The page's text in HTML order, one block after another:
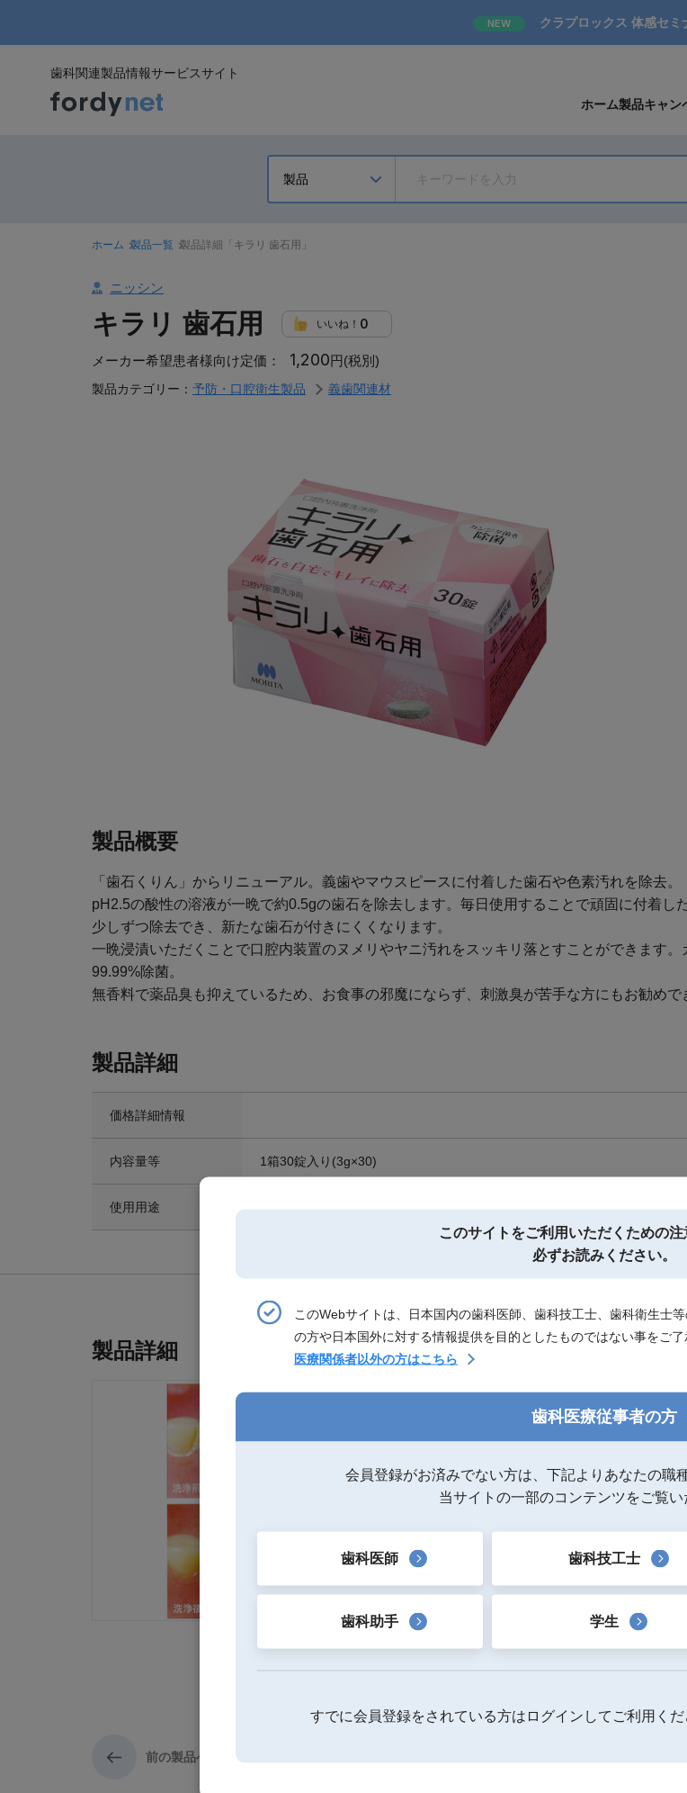
NEW クラプロックス 体感セミ
歯科関連製品情報サービスサイト
ホーム製品キャン
ホーム 製品一覧 製品詳細「キラリ 歯石用」
ニッシン
キラリ 歯石用 いいね！ 0
メーカー希望患者様向け定価： 1,200円(税別)
製品カテゴリー： 予防・口腔衛生製品 義歯関連材
製品概要
「歯石くりん」からリニューアル。義歯やマウスピースに付着した歯石や色素汚れを除去。
pH2.5の酸性の溶液が一晩で約0.5gの歯石を除去します。毎日使用することで頑固に付着し
少しずつ除去でき、新たな歯石が付きにくくなります。
一晩浸漬いただくことで口腔内装置のヌメリやヤニ汚れをスッキリ落とすことができます。
99.99%除菌。
無香料で薬品臭も抑えているため、お食事の邪魔にならず、刺激臭が苦手な方にもお勧めで
製品詳細
価格詳細情報
内容量等 1箱30錠入り(3g×30)
使用用途 口腔内洗浄剤
製品詳細
前の製品へ
このサイトをご利用いただくための注
必ずお読みください。
このWebサイトは、日本国内の歯科医師、歯科技工士、歯科衛生士
の方や日本国外に対する情報提供を目的としたものではない事をご了
医療関係者以外の方はこちら
歯科医療従事者の方
会員登録がお済みでない方は、下記よりあなたの職
当サイトの一部のコンテンツをご覧い
歯科医師 歯科技工士
歯科助手 学生
すでに会員登録をされている方はログインしてご利用くだ